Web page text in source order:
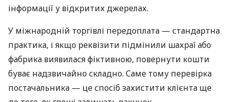
інформації у відкритих джерелах.
У міжнародній торгівлі передоплата — стандартна
практика, і якщо реквізити підмінили шахраї або
фабрика виявилася фіктивною, повернути кошти
буває надзвичайно складно. Саме тому перевірка
постачальника — це спосіб захистити клієнта ще